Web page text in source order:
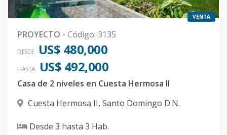
VENTA
PROYECTO - Código: 3135
DESDE US$ 480,000
HASTA US$ 492,000
Casa de 2 niveles en Cuesta Hermosa II
Cuesta Hermosa II, Santo Domingo D.N.
Desde 3 hasta 3 Hab.